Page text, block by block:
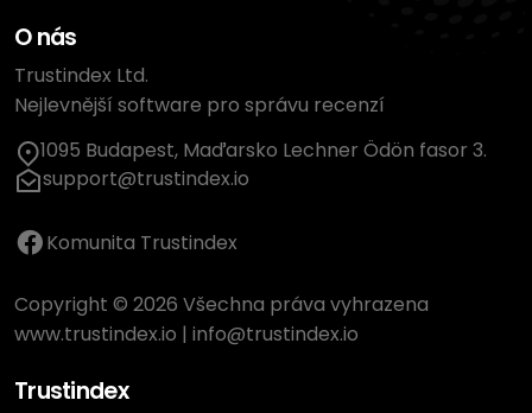
O nás
Trustindex Ltd.
Nejlevnější software pro správu recenzí
1095 Budapest, Maďarsko Lechner Ödön fasor 3.
support@trustindex.io
Komunita Trustindex
Copyright © 2026 Všechna práva vyhrazena
www.trustindex.io | info@trustindex.io
Trustindex